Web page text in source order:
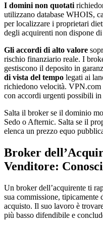
I domini non quotati
utilizzano database WHOIS,
per localizzare i proprietari
degli acquirenti non dispone
Gli accordi di alto valore
rischio finanziario reale. I
gestiscono il deposito in
di vista del tempo legati ai
richiedono velocità.
con accordi urgenti possibili
Salta il broker se il dominio
Sedo o Afternic. Salta se il
elenca un prezzo equo
Broker
Venditore:
Un broker dell’acquirente ti
sua commissione,
acquisto. Il suo lavoro è
più basso difendibile e